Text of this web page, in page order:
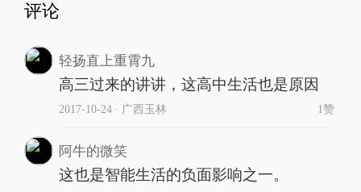
评论
轻扬直上重霄九
高三过来的讲讲，这高中生活也是原因
2017-10-24∙ 广西玉林 1赞
阿牛的微笑
这也是智能生活的负面影响之一。